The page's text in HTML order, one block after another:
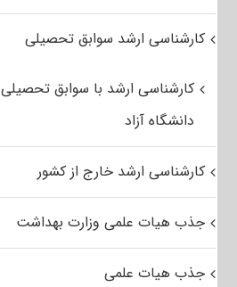
کارشناسی ارشد سوابق تحصیلی
کارشناسی ارشد با سوابق تحصیلی
دانشگاه آزاد
کارشناسی ارشد خارج از کشور
جذب هیات علمی وزارت بهداشت
جذب هیات علمی